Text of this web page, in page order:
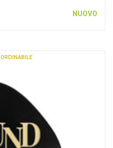
NUOVO
ORDINABILE